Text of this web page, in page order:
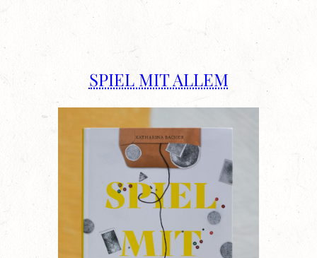
SPIEL MIT ALLEM